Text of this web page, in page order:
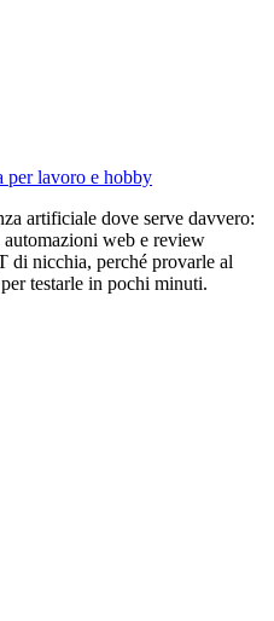
per lavoro e hobby
artificiale dove serve davvero:
web e review
di nicchia, perché provarle al
testarle in pochi minuti.